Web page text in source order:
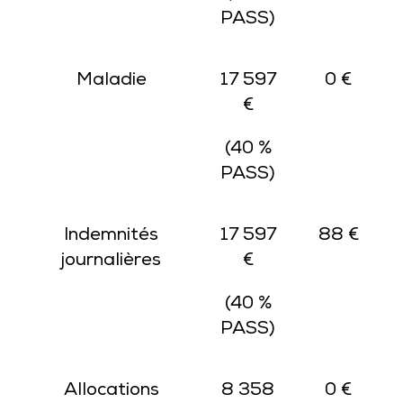
PASS)
Maladie
17 597
€
(40 %
PASS)
0 €
Indemnités
journalières
17 597
€
(40 %
PASS)
88 €
Allocations
8 358
0 €